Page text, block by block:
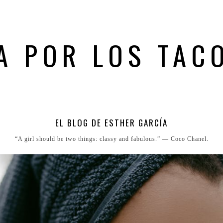
POR LOS
EL BLOG DE ESTHER GARCÍA
“A girl should be two things: classy and fabulous.” ― Coco Chanel.